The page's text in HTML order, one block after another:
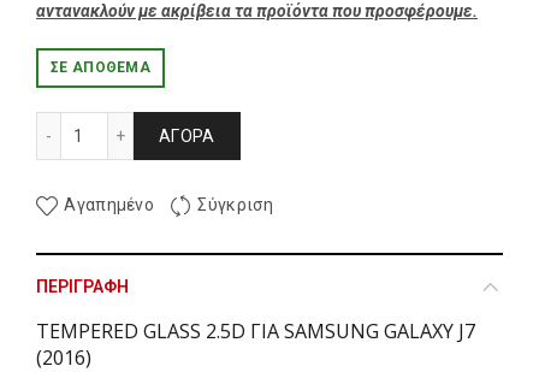
αντανακλούν με ακρίβεια τα προϊόντα που προσφέρουμε.
ΣΕ ΑΠΌΘΕΜΑ
ΑΓΟΡΆ
Αγαπημένο Σύγκριση
ΠΕΡΙΓΡΑΦΉ
TEMPERED GLASS 2.5D ΓΙΑ SAMSUNG GALAXY J7
(2016)